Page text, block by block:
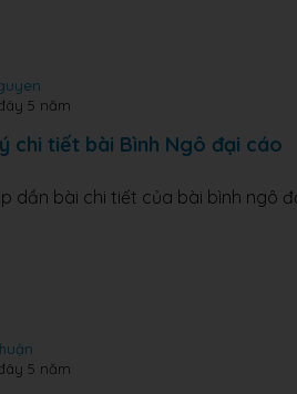
5 năm
chi tiết bài Bình Ngô đại cáo
dần bài chi tiết của bài bình ngô
5 năm